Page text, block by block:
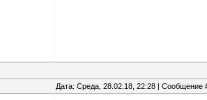
Дата: Среда, 28.02.18, 22:28 | Сообщение